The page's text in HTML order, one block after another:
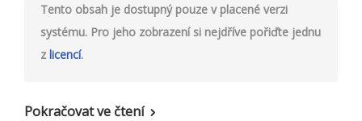
Tento obsah je dostupný pouze v placené verzi
systému. Pro jeho zobrazení si nejdříve pořiďte jednu
z licencí.
Pokračovat ve čtení